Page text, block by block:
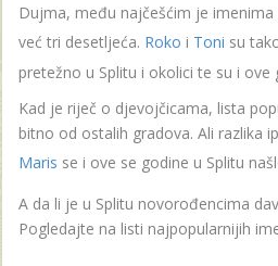
Dujma, među najčešćim je
već tri desetljeća. Roko i Toni su
pretežno u Splitu i okolici te su i
Kad je riječ o djevojčicama, lista
bitno od ostalih gradova. Ali razlika
Maris se i ove se godine u Splitu
A da li je u Splitu novorođencima
Pogledajte na listi najpopularnijih